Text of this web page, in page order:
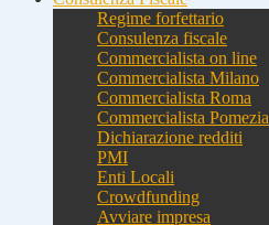
Regime forfettario
Consulenza fiscale
Commercialista on line
Commercialista Milano
Commercialista Roma
Commercialista Pomezia
Dichiarazione redditi
PMI
Enti Locali
Crowdfunding
Avviare impresa